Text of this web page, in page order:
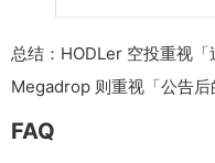
总结：HODLer 空投重视
Megadrop 则重视「公告后
FAQ